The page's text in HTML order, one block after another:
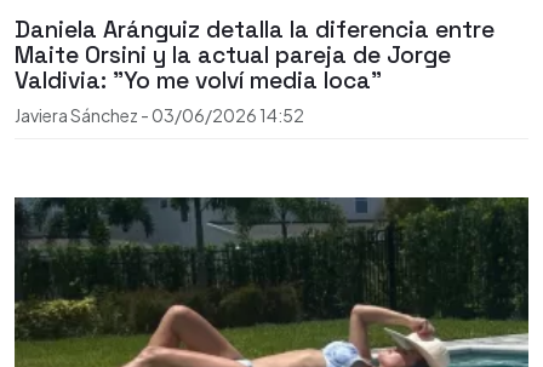
Daniela Aránguiz detalla la diferencia entre
Maite Orsini y la actual pareja de Jorge
Valdivia: "Yo me volví media loca"
Javiera Sánchez - 03/06/2026 14:52